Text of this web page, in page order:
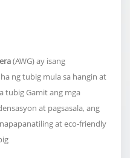
(AWG) ay isang
ng tubig mula sa hangin at
tubig Gamit ang mga
at pagsasala, ang
at eco-friendly